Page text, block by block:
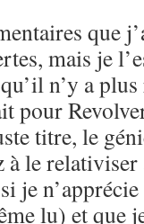
que
mais je
n’y a
pour
titre, le
à le
je
lu) et que